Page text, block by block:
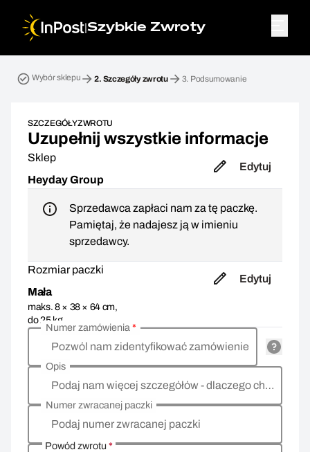
|Szybkie Zwroty
Wybór sklepu 2. Szczegóły zwrotu 3. Podsumowanie
SZCZEGÓŁY ZWROTU
Uzupełnij wszystkie informacje
Sklep
Heyday Group
Edytuj
Sprzedawca zapłaci nam za tę paczkę.
Pamiętaj, że nadajesz ją w imieniu
sprzedawcy.
Rozmiar paczki
Mała
maks. 8 × 38 × 64 cm,
do 25 kg
Edytuj
Pozwól nam zidentyfikować zamówienie
Numer zamówienia*
Podaj nam więcej szczegółów - dlaczego chcesz zwrócić towar, co jest powodem?
Opis
Podaj numer zwracanej paczki
Numer zwracanej paczki
Powód zwrotu*